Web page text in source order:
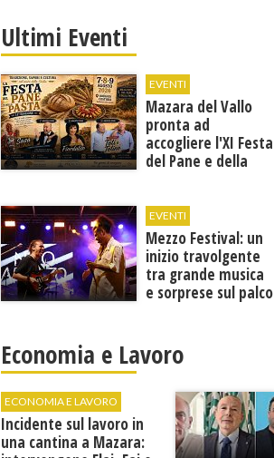
Ultimi Eventi
EVENTI
Mazara del Vallo
pronta ad
accogliere l'XI Festa
del Pane e della
EVENTI
Mezzo Festival: un
inizio travolgente
tra grande musica
e sorprese sul palco
Economia e Lavoro
ECONOMIA E LAVORO
Incidente sul lavoro in
una cantina a Mazara: